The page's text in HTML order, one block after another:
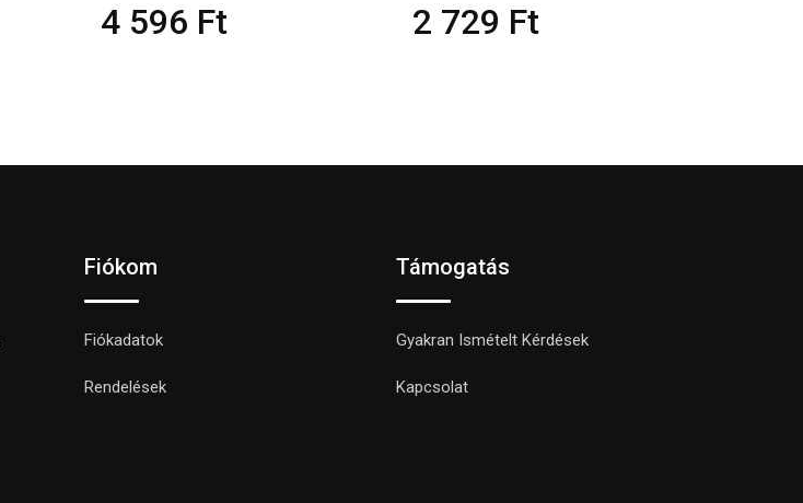
4 596 Ft 2 729 Ft
Fiókom
Fiókadatok
Rendelések
Támogatás
Gyakran Ismételt Kérdések
Kapcsolat